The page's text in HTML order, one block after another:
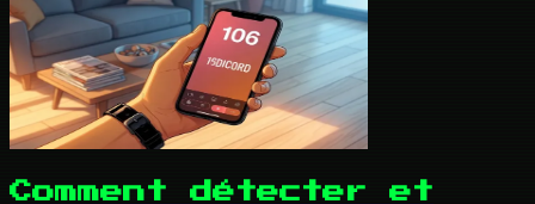
Comment détecter et